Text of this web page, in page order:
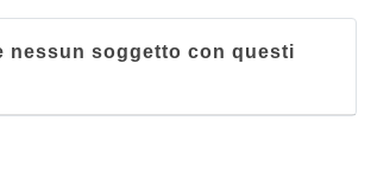
nessun soggetto con questi